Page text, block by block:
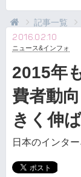
記事一覧
2016.02.10
ニュース&インフォ
2015年
費者動
きく伸
日本のインタ